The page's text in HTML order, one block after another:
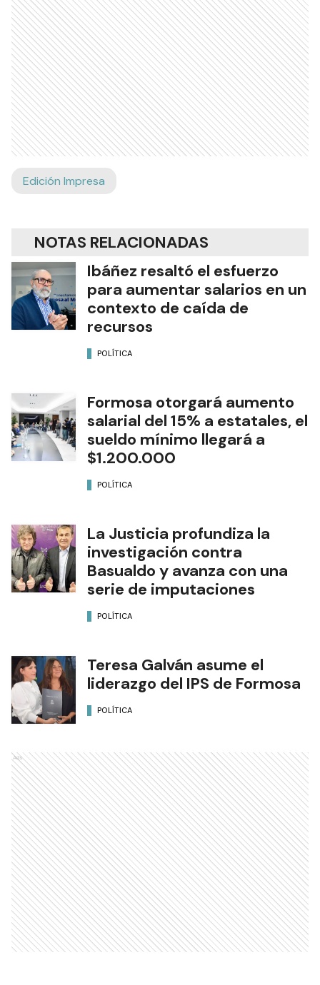
Edición Impresa
NOTAS RELACIONADAS
Ibáñez resaltó el esfuerzo
para aumentar salarios en un
contexto de caída de
recursos
POLÍTICA
Formosa otorgará aumento
salarial del 15% a estatales, el
sueldo mínimo llegará a
$1.200.000
POLÍTICA
La Justicia profundiza la
investigación contra
Basualdo y avanza con una
serie de imputaciones
POLÍTICA
Teresa Galván asume el
liderazgo del IPS de Formosa
POLÍTICA
Ads